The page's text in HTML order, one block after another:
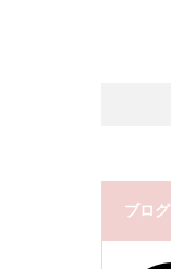
ブログ